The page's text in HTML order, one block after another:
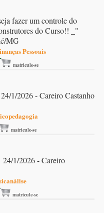
fazer um controle do
do Curso!! _ "
MG
Pessoais
matricule-se
24/1/2026 - Careiro Castanho
matricule-se
24/1/2026 - Careiro
matricule-se